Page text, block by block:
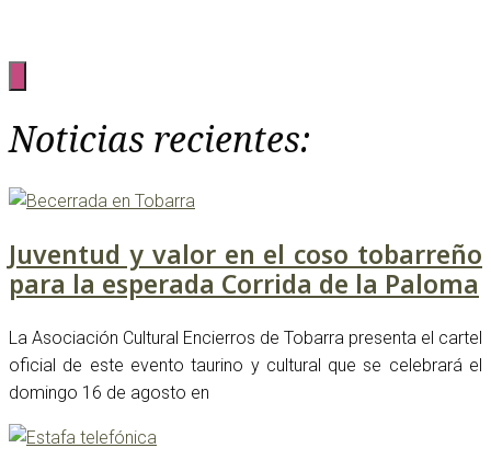
Noticias recientes:
Juventud y valor en el coso tobarreño
para la esperada Corrida de la Paloma
La Asociación Cultural Encierros de Tobarra presenta el cartel
oficial de este evento taurino y cultural que se celebrará el
domingo 16 de agosto en